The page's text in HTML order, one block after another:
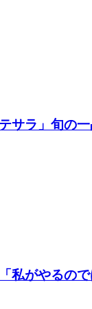
サラ」旬の
私がやるので